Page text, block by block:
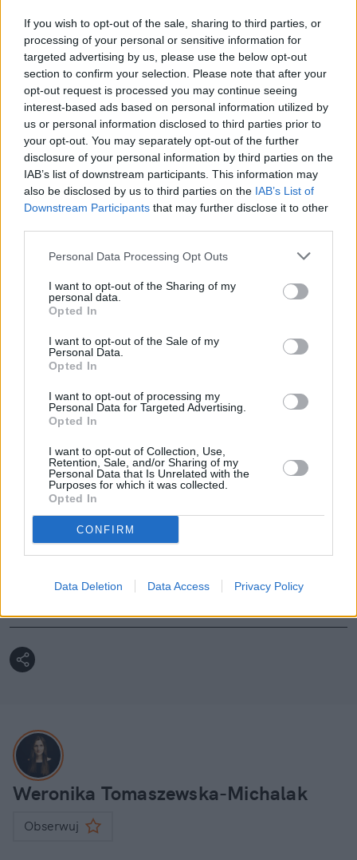
If you wish to opt-out of the sale, sharing to third parties, or
processing of your personal or sensitive information for
targeted advertising by us, please use the below opt-out
section to confirm your selection. Please note that after your
opt-out request is processed you may continue seeing
interest-based ads based on personal information utilized by
us or personal information disclosed to third parties prior to
your opt-out. You may separately opt-out of the further
disclosure of your personal information by third parties on the
IAB’s list of downstream participants. This information may
also be disclosed by us to third parties on the IAB’s List of
Downstream Participants that may further disclose it to other
Personal Data Processing Opt Outs
I want to opt-out of the Sharing of my
personal data.
Opted In
I want to opt-out of the Sale of my
Personal Data.
Opted In
I want to opt-out of processing my
Personal Data for Targeted Advertising.
Opted In
I want to opt-out of Collection, Use,
Retention, Sale, and/or Sharing of my
Personal Data that Is Unrelated with the
Purposes for which it was collected.
Opted In
CONFIRM
Data Deletion Data Access Privacy Policy
Zobacz także
Szczerba: Ziobro uciekał przede mną na
lotnisku. Tego dnia nie stawił się przed
komisją
Ostre spięcie w radiowej Trójce.
Prowadząca aż wezwała posła do
przeprosin
Zawiozła koleżankę do szpitala na
onkologię. "Przeżyłyśmy totalne
aktorka. "Bardzo ciężki"
U Dody wykryto nowotwór złośliwy. Na
nagraniu widać, że z trudem
Nie przegap żadnej ważnej wiadomości i
obserwuj nas w Google News!
Więcej:
Onkolog
Weronika Tomaszewska-Michalak
Obserwuj